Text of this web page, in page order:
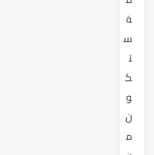
ة
س
ت
ك
و
ن
م